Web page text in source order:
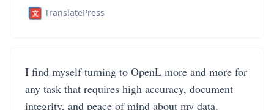
TranslatePress
I find myself turning to OpenL more and more for
any task that requires high accuracy, document
integrity, and peace of mind about my data.